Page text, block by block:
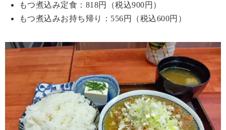
もつ煮込み定食：818円（税込900円）
もつ煮込みお持ち帰り：556円（税込600円）